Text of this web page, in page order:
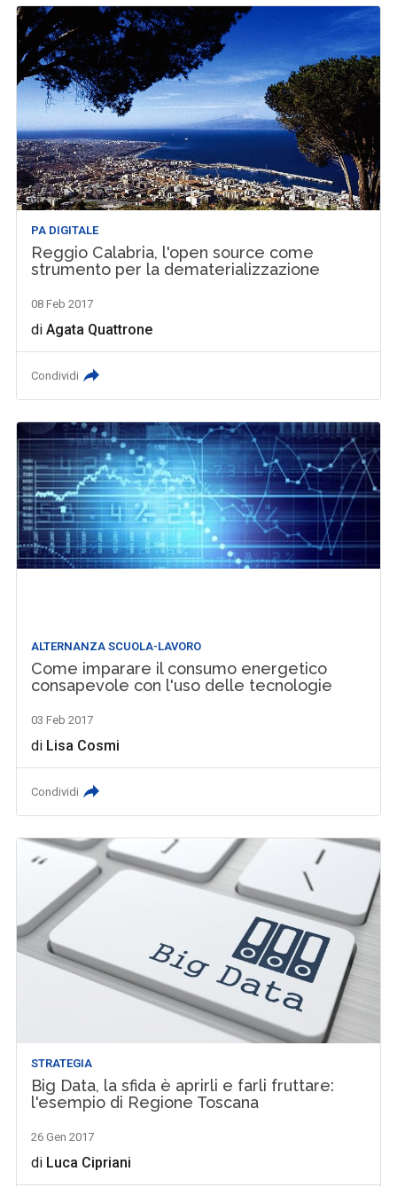
PA DIGITALE
Reggio Calabria, l'open source come
strumento per la dematerializzazione
08 Feb 2017
diAgata Quattrone
Condividi
ALTERNANZA SCUOLA-LAVORO
Come imparare il consumo energetico
consapevole con l'uso delle tecnologie
03 Feb 2017
di Lisa Cosmi
Condividi
STRATEGIA
Big Data, la sfida è aprirli e farli fruttare:
l'esempio di Regione Toscana
26 Gen 2017
di Luca Cipriani